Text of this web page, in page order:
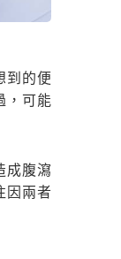
到的便
，可能
成腹瀉
因兩者